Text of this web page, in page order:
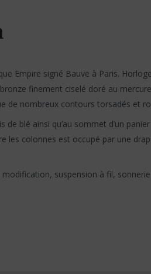
Empire signé Bauve à Paris.
finement ciselé doré au
de nombreux contours torsadés et
de blé ainsi qu’au sommet d’un
les colonnes est occupé par une
modification, suspension à fil,